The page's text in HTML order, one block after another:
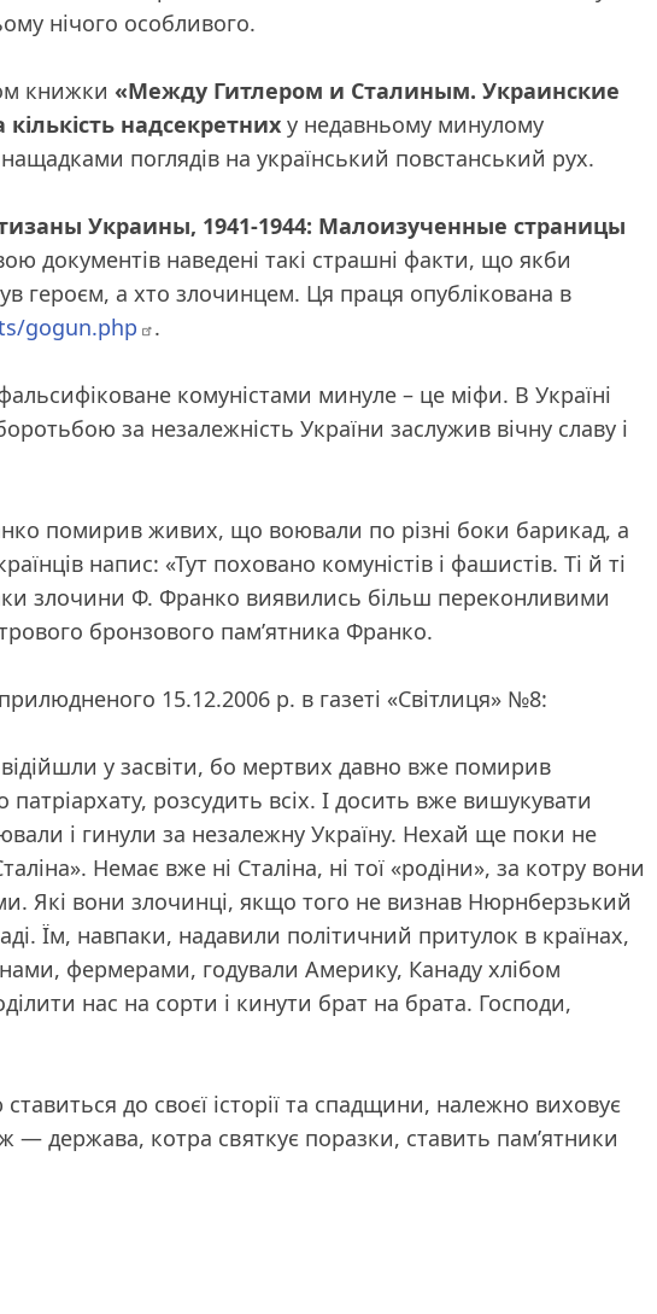
нічого особливого.
книжки «Между Гитлером и Сталиным. Украинские
кількість надсекретних у недавньому минулому
поглядів на український повстанський рух.
Украины, 1941-1944: Малоизученные страницы
документів наведені такі страшні факти, що якби
героєм, а хто злочинцем. Ця праця опублікована в
gogun.php .
комуністами минуле – це міфи. В Україні
за незалежність України заслужив вічну славу і
помирив живих, що воювали по різні боки барикад, а
напис: «Тут поховано комуністів і фашистів. Ті й ті
злочини Ф. Франко виявились більш переконливими
бронзового пам’ятника Франко.
15.12.2006 р. в газеті «Світлиця» №8:
у засвіти, бо мертвих давно вже помирив
розсудить всіх. І досить вже вишукувати
і гинули за незалежну Україну. Нехай ще поки не
Немає вже ні Сталіна, ні тої «родіни», за котру вони
Які вони злочинці, якщо того не визнав Нюрнберзький
Їм, навпаки, надавили політичний притулок в країнах,
фермерами, годували Америку, Канаду хлібом
нас на сорти і кинути брат на брата. Господи,
до своєї історії та спадщини, належно виховує
— держава, котра святкує поразки, ставить пам’ятники